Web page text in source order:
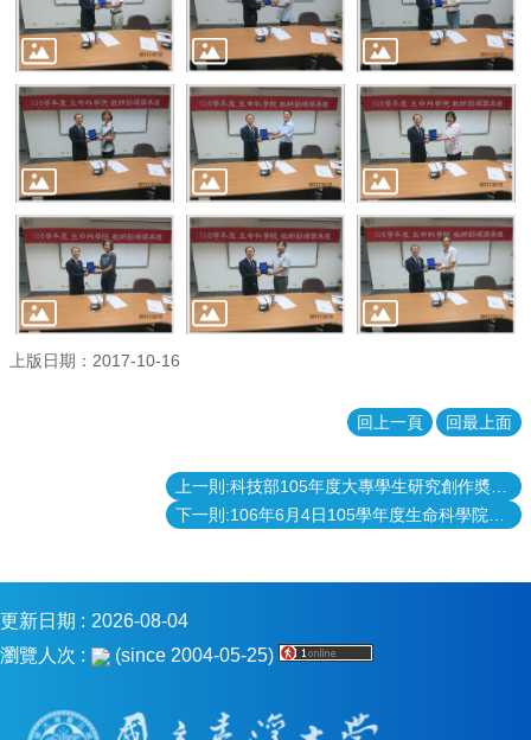
本
院
法
常
用
表
格
會
議
錄
上版日期：2017-10-16
回上一頁 回最上面
上一則:科技部105年度大專學生研究創作奬頒獎
下一則:106年6月4日105學年度生命科學院院長獎頒獎典禮
更新日期
2026-08-04
瀏覽人次
(since 2004-05-25)